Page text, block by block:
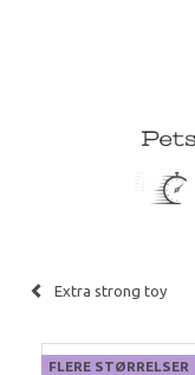
Extra strong toy
FLERE STØRRELSER